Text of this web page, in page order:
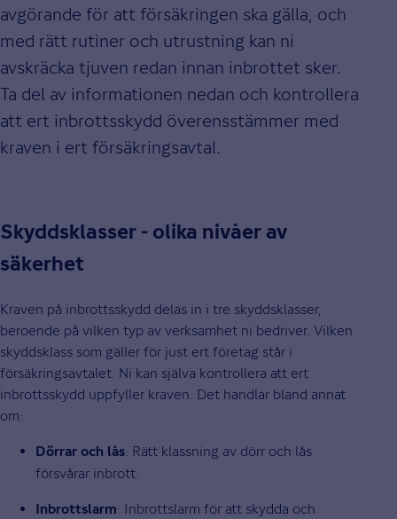
avgörande för att försäkringen ska gälla, och
med rätt rutiner och utrustning kan ni
avskräcka tjuven redan innan inbrottet sker.
Ta del av informationen nedan och kontrollera
att ert inbrottsskydd överensstämmer med
kraven i ert försäkringsavtal.
Skyddsklasser - olika nivåer av
säkerhet
Kraven på inbrottsskydd delas in i tre skyddsklasser,
beroende på vilken typ av verksamhet ni bedriver. Vilken
skyddsklass som gäller för just ert företag står i
försäkringsavtalet. Ni kan själva kontrollera att ert
inbrottsskydd uppfyller kraven. Det handlar bland annat
om:
Dörrar och lås: Rätt klassning av dörr och lås
försvårar inbrott.
Inbrottslarm: Inbrottslarm för att skydda och